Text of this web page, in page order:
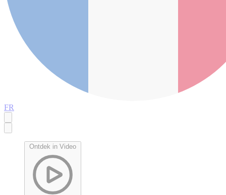
FR
Ontdek in Video